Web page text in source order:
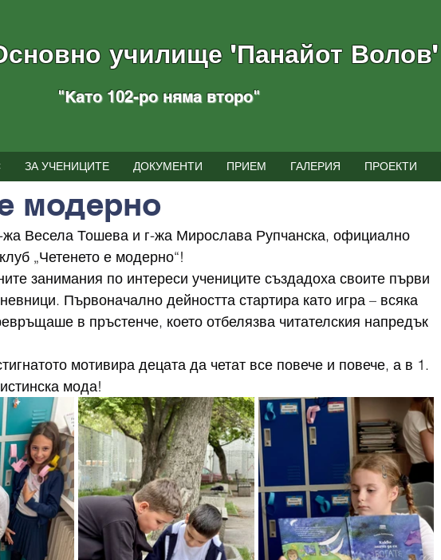
модерно
четене: 1 мин.
жа Весела Тошева и г-жа Мирослава Рупчанска, официално
„Четенето е модерно“!
занимания по интереси учениците създадоха своите първи
Първоначално дейността стартира като игра – всяка
в пръстенче, което отбелязва читателския напредък
мотивира децата да четат все повече и повече, а в 1.
мода!
училище "Панайот Волов"
"Като 102-ро няма вторo"
ЗА УЧЕНИЦИТЕ ДОКУМЕНТИ ПРИЕМ ГАЛЕРИЯ ПРОЕКТИ